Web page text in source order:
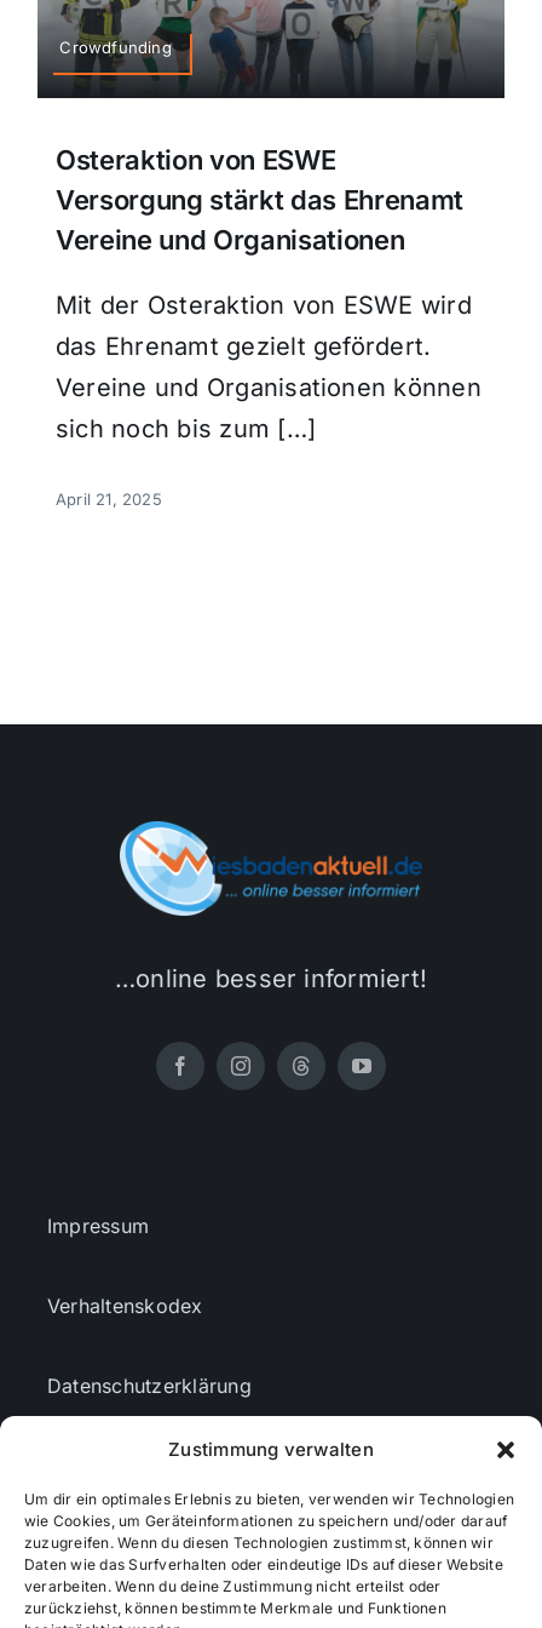
Zustimmung verwalten
Um dir ein optimales Erlebnis zu bieten, verwenden wir Technologien
wie Cookies, um Geräteinformationen zu speichern und/oder darauf
zuzugreifen. Wenn du diesen Technologien zustimmst, können wir
Daten wie das Surfverhalten oder eindeutige IDs auf dieser Website
verarbeiten. Wenn du deine Zustimmung nicht erteilst oder
zurückziehst, können bestimmte Merkmale und Funktionen
Sport
Panorama
Galerie
Verkehrsmeldungen
Crowdfunding
Osteraktion von ESWE
Versorgung stärkt das Ehrenamt
Vereine und Organisationen
Mit der Osteraktion von ESWE wird
das Ehrenamt gezielt gefördert.
Vereine und Organisationen können
sich noch bis zum […]
April 21, 2025
…online besser informiert!
Impressum
Verhaltenskodex
Datenschutzerklärung
Cookie-Richtlinie (EU)